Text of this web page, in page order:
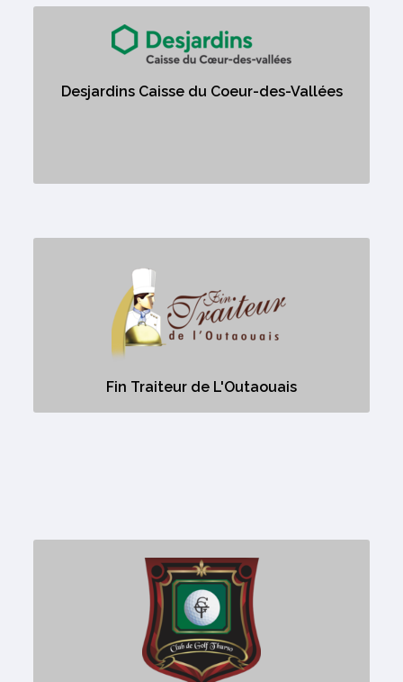
Desjardins Caisse du Coeur-des-Vallées
Desjardins Caisse du Coeur-des-
Vallées
Fin Traiteur de L'Outaouais
Fin Traiteur de L'Outaouais
Aucune description
Golf de Thurso
Aucune description